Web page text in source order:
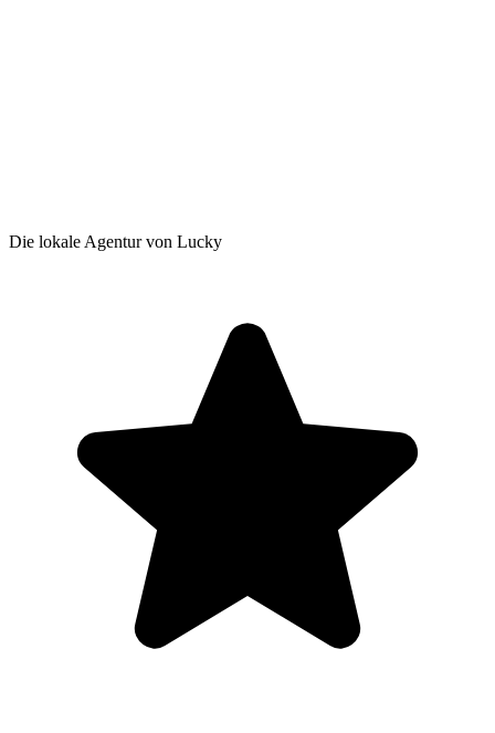
Die lokale Agentur von Lucky